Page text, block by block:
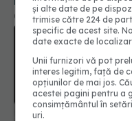
02 iun 2026, 10:36
și alte date de pe
trimise către 224 de
specific de acest site.
date exacte de
Unii furnizori vă pot
interes legitim, față de
opțiunilor de mai jos.
acestei pagini pentru a
consimțământul în
uri.